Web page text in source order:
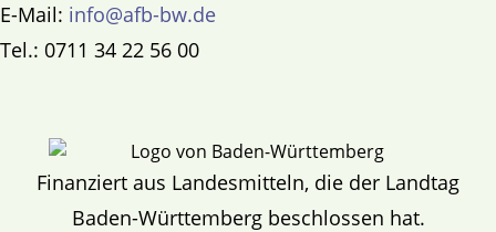
E-Mail: info@afb-bw.de
Tel.: 0711 34 22 56 00
Finanziert aus Landesmitteln, die der Landtag
Baden-Württemberg beschlossen hat.